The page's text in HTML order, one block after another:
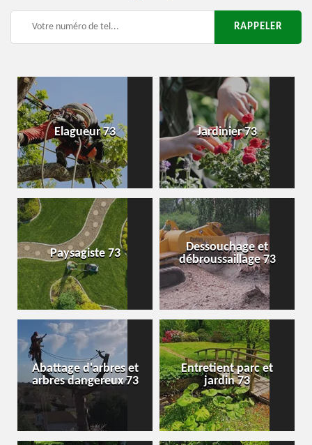
Elagueur 73 Jardinier 73
Paysagiste 73
Dessouchage et
débroussaillage 73
Abattage d'arbres et
arbres dangereux 73
Entretient parc et
jardin 73